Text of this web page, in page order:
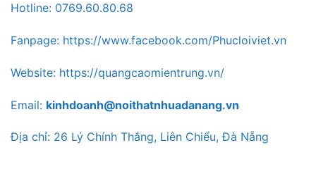
Hotline: 0769.60.80.68
Fanpage: https://www.facebook.com/Phucloiviet.vn
Website: https://quangcaomientrung.vn/
Email: kinhdoanh@noithatnhuadanang.vn
Địa chỉ: 26 Lý Chính Thắng, Liên Chiểu, Đà Nẵng